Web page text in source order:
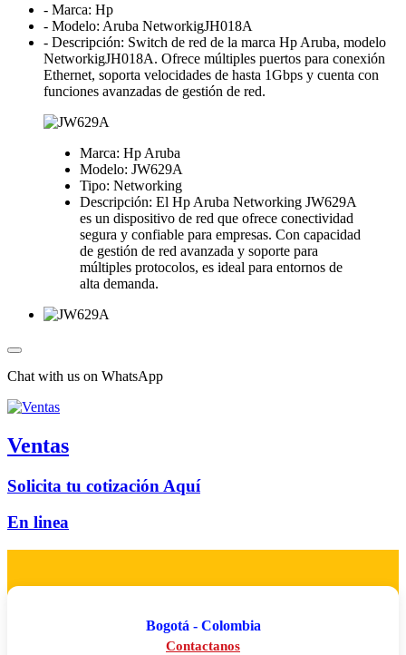
- Marca: Hp
- Modelo: Aruba NetworkigJH018A
- Descripción: Switch de red de la marca Hp Aruba, modelo
NetworkigJH018A. Ofrece múltiples puertos para conexión
Ethernet, soporta velocidades de hasta 1Gbps y cuenta con
funciones avanzadas de gestión de red.
Marca: Hp Aruba
Modelo: JW629A
Tipo: Networking
Descripción: El Hp Aruba Networking JW629A
es un dispositivo de red que ofrece conectividad
segura y confiable para empresas. Con capacidad
de gestión de red avanzada y soporte para
múltiples protocolos, es ideal para entornos de
alta demanda.
Chat with us on WhatsApp
Ventas
Solicita tu cotización Aquí
En linea
Bogotá - Colombia
Contactanos